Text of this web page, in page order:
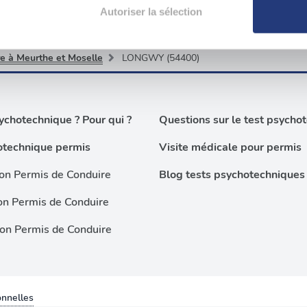
personnaliser le contenu et les annonces, d'offrir des
ont collectées lors de votre utilisation de leurs services.
Autoriser la sélection
à Meurthe et Moselle LONGWY (54400)
? Pour qui ?
permis
Permis de Conduire
Permis de Conduire
Permis de Conduire
Questions sur le test
Visite médicale pour permis
Blog tests psychotechniques